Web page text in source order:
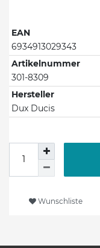
EAN
6934913029343
Artikelnummer
301-8309
Hersteller
Dux Ducis
Wunschliste